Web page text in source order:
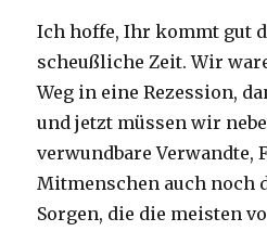
Ich hoffe, Ihr kommt gut
scheußliche Zeit. Wir
Weg in eine Rezession,
und jetzt müssen wir
verwundbare Verwandte,
Mitmenschen auch noch
Sorgen, die die meisten